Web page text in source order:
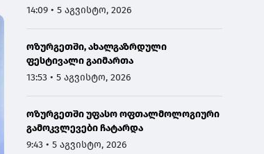
14:09 • 5 აგვისტო, 2026
ოზურგეთში, ახალგაზრდული
ფესტივალი გაიმართა
13:53 • 5 აგვისტო, 2026
ოზურგეთში უფასო ოფთალმოლოგიური
გამოკვლევები ჩატარდა
9:43 • 5 აგვისტო, 2026